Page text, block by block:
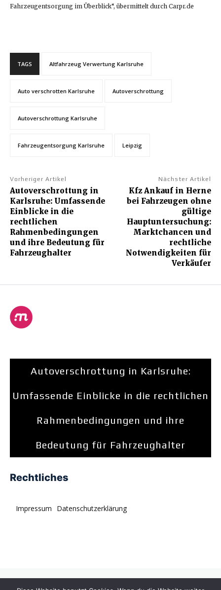
Fahrzeugentsorgung im Überblick“, übermittelt durch Carpr.de
TAGS Altfahrzeug Verwertung Karlsruhe
Auto verschrotten Karlsruhe Autoverschrottung
Autoverschrottung Karlsruhe
Fahrzeugentsorgung Karlsruhe Leipzig
Vorheriger Artikel
Autoverschrottung in
Karlsruhe: Umfassende
Einblicke in die
rechtlichen
Rahmenbedingungen
und ihre Bedeutung für
Fahrzeughalter
Nächster Artikel
Kfz Ankauf in Herne
bei Fahrzeugen ohne
gültige
Hauptuntersuchung:
Marktchancen und
rechtliche
Notwendigkeiten für
Verkäufer
Autoverschrottung in Karlsruhe:
Umfassende Einblicke in die rechtlichen
Rahmenbedingungen und ihre
Bedeutung für Fahrzeughalter
Rechtliches
Impressum Datenschutzerklärung